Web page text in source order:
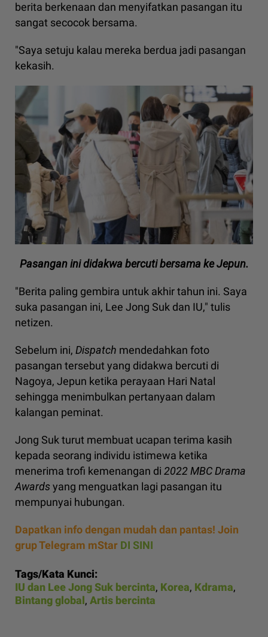
berita berkenaan dan menyifatkan pasangan itu
sangat secocok bersama.
"Saya setuju kalau mereka berdua jadi pasangan
kekasih.
Pasangan ini didakwa bercuti bersama ke Jepun.
"Berita paling gembira untuk akhir tahun ini. Saya
suka pasangan ini, Lee Jong Suk dan IU," tulis
netizen.
Sebelum ini, Dispatch mendedahkan foto
pasangan tersebut yang didakwa bercuti di
Nagoya, Jepun ketika perayaan Hari Natal
sehingga menimbulkan pertanyaan dalam
kalangan peminat.
Jong Suk turut membuat ucapan terima kasih
kepada seorang individu istimewa ketika
menerima trofi kemenangan di 2022 MBC Drama
Awardsyang menguatkan lagi pasangan itu
mempunyai hubungan.
Dapatkan info dengan mudah dan pantas! Join
grup Telegram mStar DI SINI
Tags/Kata Kunci:
IU dan Lee Jong Suk bercinta, Korea, Kdrama,
Bintang global, Artis bercinta